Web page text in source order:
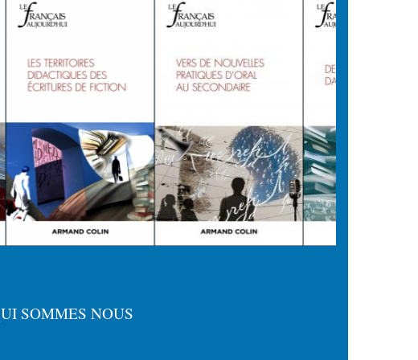
SOMMES NOUS